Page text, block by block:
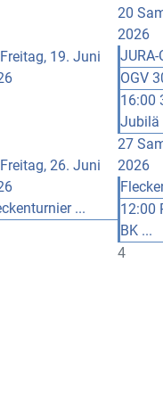
Freitag, 19. Juni
20
2026
JURA-
OGV
16:00
Jubilä
Freitag, 26. Juni
...
27
2026
12:00
BK ...
4